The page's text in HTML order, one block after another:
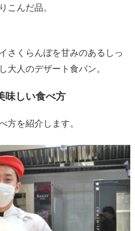
こんだ品。
さくらんぼを甘みのあるしっ
大人のデザート食パン。
味しい食べ方
方を紹介します。